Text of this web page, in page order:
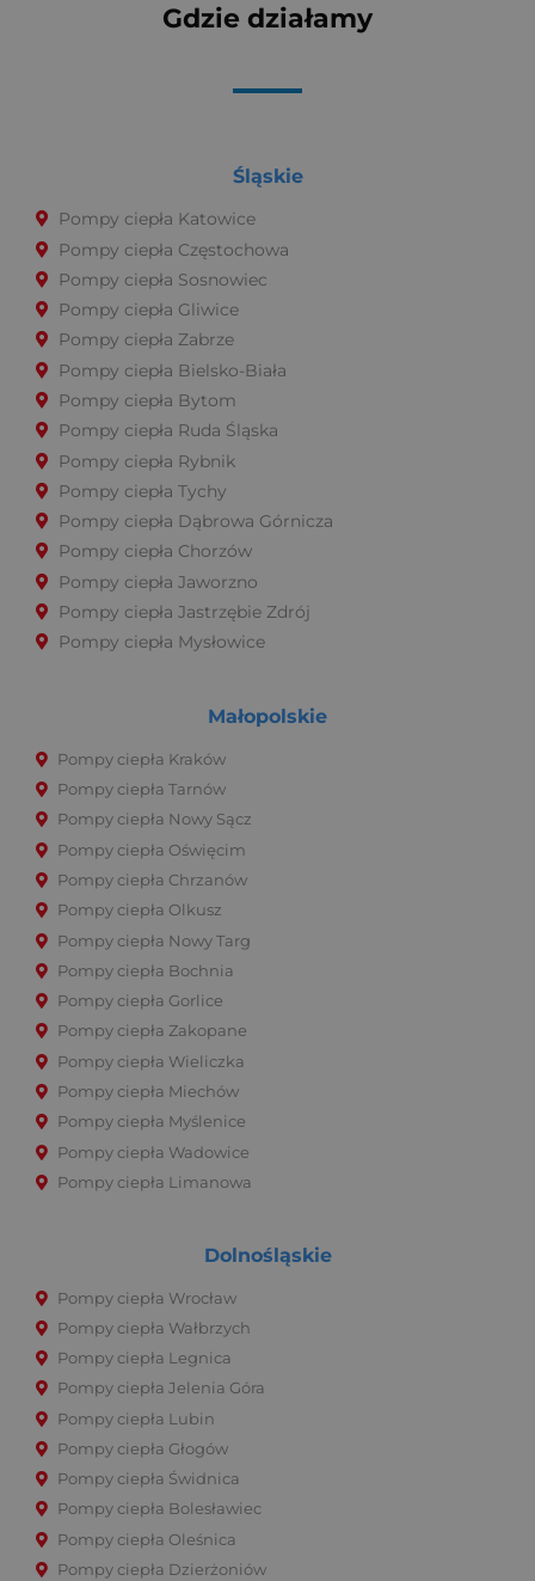
o
e
Gdzie działamy
Śląskie
Pompy ciepła Katowice
Pompy ciepła Częstochowa
Pompy ciepła Sosnowiec
Pompy ciepła Gliwice
Pompy ciepła Zabrze
Pompy ciepła Bielsko-Biała
Pompy ciepła Bytom
Pompy ciepła Ruda Śląska
Pompy ciepła Rybnik
Pompy ciepła Tychy
Pompy ciepła Dąbrowa Górnicza
Pompy ciepła Chorzów
Pompy ciepła Jaworzno
Pompy ciepła Jastrzębie Zdrój
Pompy ciepła Mysłowice
Małopolskie
Pompy ciepła Kraków
Pompy ciepła Tarnów
Pompy ciepła Nowy Sącz
Pompy ciepła Oświęcim
Pompy ciepła Chrzanów
Pompy ciepła Olkusz
Pompy ciepła Nowy Targ
Pompy ciepła Bochnia
Pompy ciepła Gorlice
Pompy ciepła Zakopane
Pompy ciepła Wieliczka
Pompy ciepła Miechów
Pompy ciepła Myślenice
Pompy ciepła Wadowice
Pompy ciepła Limanowa
Dolnośląskie
Pompy ciepła Wrocław
Pompy ciepła Wałbrzych
Pompy ciepła Legnica
Pompy ciepła Jelenia Góra
Pompy ciepła Lubin
Pompy ciepła Głogów
Pompy ciepła Świdnica
Pompy ciepła Bolesławiec
Pompy ciepła Oleśnica
Pompy ciepła Dzierżoniów